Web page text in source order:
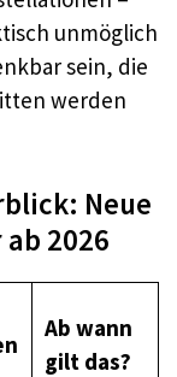
unmöglich
sein, die
werden
Neue
2026
Ab wann
gilt das?